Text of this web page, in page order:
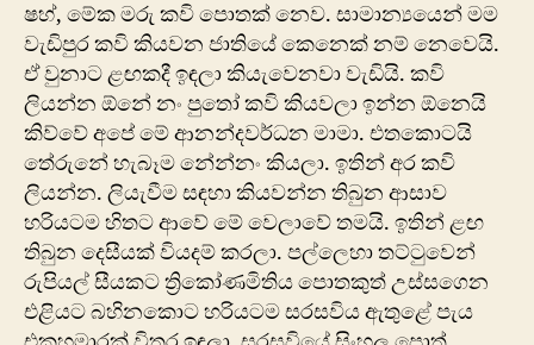
ෂහ්, මේක මරු කවි පොතක් නෙව. සාමාන්‍යයෙන් මම
වැඩිපුර කවි කියවන ජාතියේ කෙනෙක් නම් නෙවෙයි.
ඒ වුනාට ළඟකදී ඉඳලා කියැවෙනවා වැඩියි. කවි
ලියන්න ඕනේ නං පුතෝ කවි කියවලා ඉන්න ඕනෙයි
කිව්වේ අපේ මේ ආනන්දවර්ධන මාමා. එතකොටයි
තේරුනේ හැබෑම නේන්නං කියලා. ඉතින් අර කවි
ලියන්න. ලියැවීම සඳහා කියවන්න තිබුන ආසාව
හරියටම හිතට ආවේ ‍මේ වෙලාවේ තමයි. ඉතින් ළඟ
තිබුන දෙසීයක් වියදම් කරලා. පල්ලෙහා තට්ටුවෙන්
රුපියල් සීයකට ත්‍රිකෝණමිතිය පොතකුත් උස්සගෙන
එළියට බහිනකොට හරියටම සරසවි‍ය ඇතුළේ පැය